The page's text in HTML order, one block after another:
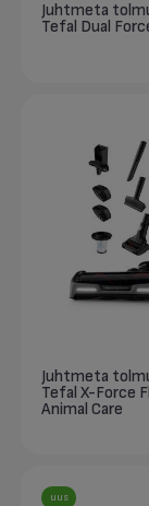
Juhtmeta
Tefal Dual
Juhtmeta
Tefal X-Force
Animal Care
uus